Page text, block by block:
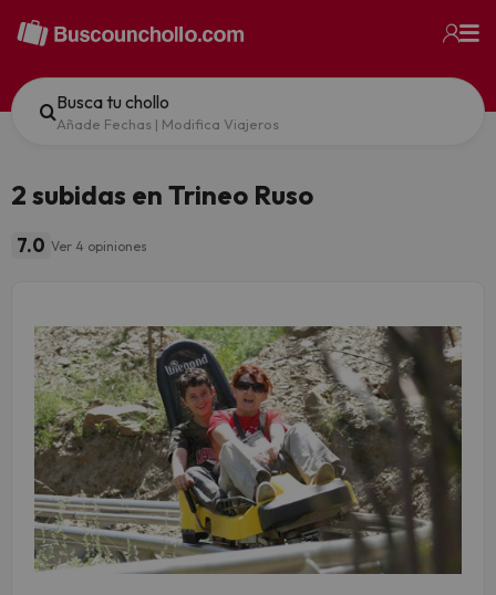
Busca tu chollo
Añade Fechas | Modifica Viajeros
2 subidas en Trineo Ruso
7.0 Ver 4 opiniones